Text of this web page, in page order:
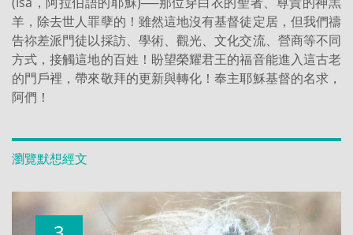
羊，除去世人罪孽的！雖然這地沒有基督徒定居，但我們禱
告祢差派門徒以採訪、學術、觀光、文化交流、營商等不同
方式，接觸這地的百姓！盼望榮耀君王的福音能進入這古老
的門戶裡，帶來敬拜的更新與轉化！奉主耶穌基督的名求，
阿們！
瀏覽默想經文